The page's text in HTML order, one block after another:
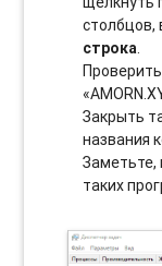
столбцов,
строка.
Закрыть
названия
Заметьте,
таких